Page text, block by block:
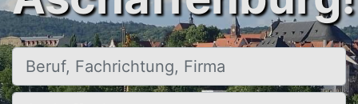
Beruf, Fachrichtung, Firma